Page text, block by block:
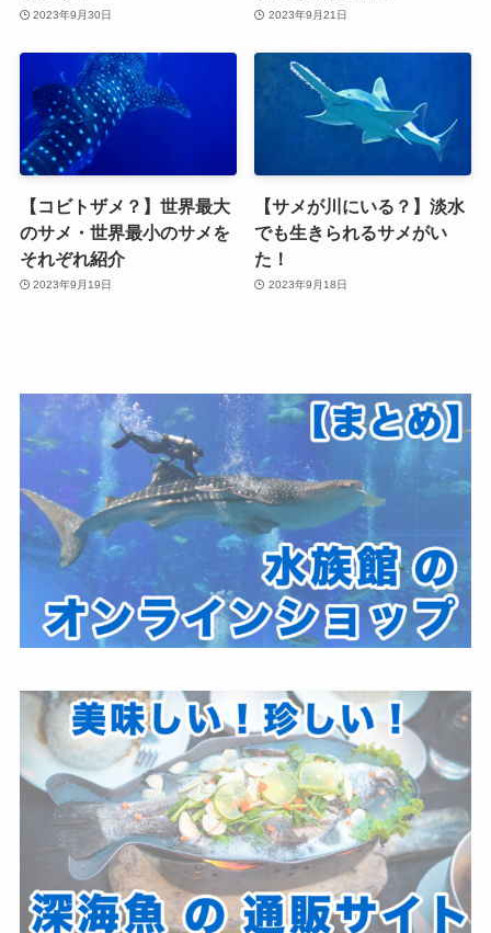
2023年9月30日 2023年9月21日
【コビトザメ？】世界最大
のサメ・世界最小のサメを
それぞれ紹介
2023年9月19日
【サメが川にいる？】淡水
でも生きられるサメがい
た！
2023年9月18日